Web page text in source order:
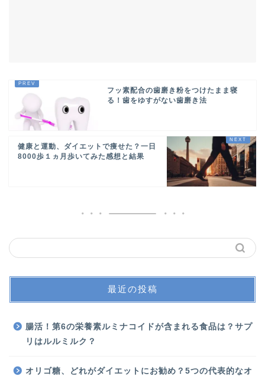
フッ素配合の歯磨き粉をつけたまま寝
る！歯をゆすがない歯磨き法
健康と運動、ダイエットで痩せた？一日
8000歩１ヵ月歩いてみた感想と結果
最近の投稿
腸活！第6の栄養素ルミナコイドが含まれる食品は？サプ
リはルルミルク？
オリゴ糖、どれがダイエットにお勧め？5つの代表的なオ